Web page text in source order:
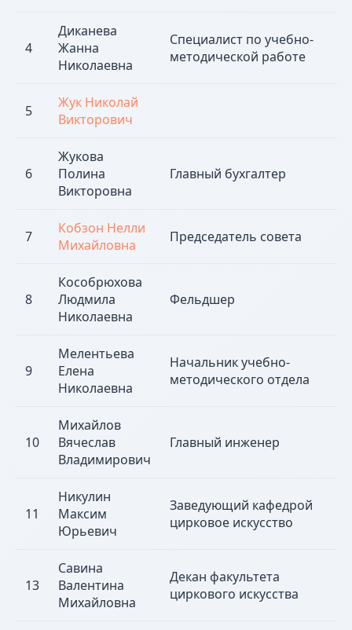
4
Диканева
Жанна
Николаевна
Специалист по учебно-
методической работе
5
Жук Николай
Викторович
6
Жукова
Полина
Викторовна
Главный бухгалтер
7
Кобзон Нелли
Михайловна
Председатель совета
8
Кособрюхова
Людмила
Николаевна
Фельдшер
9
Мелентьева
Елена
Николаевна
Начальник учебно-
методического отдела
10
Михайлов
Вячеслав
Владимирович
Главный инженер
11
Никулин
Максим
Юрьевич
Заведующий кафедрой
цирковое искусство
13
Савина
Валентина
Михайловна
Декан факультета
циркового искусства
Наши партнеры